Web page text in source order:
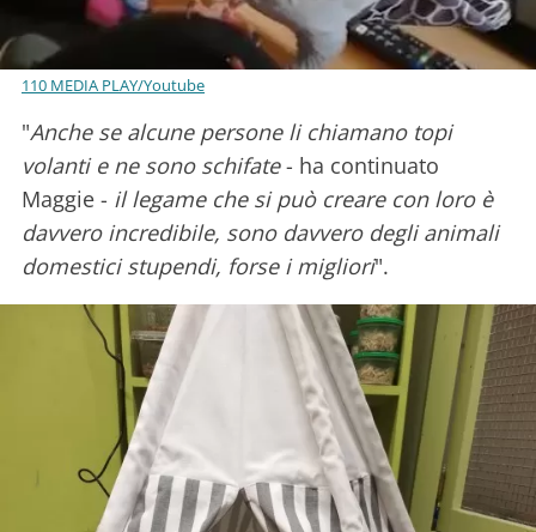
110 MEDIA PLAY/Youtube
"Anche se alcune persone li chiamano topi
volanti e ne sono schifate- ha continuato
Maggie - il legame che si può creare con loro è
davvero incredibile, sono davvero degli animali
domestici stupendi, forse i migliori".